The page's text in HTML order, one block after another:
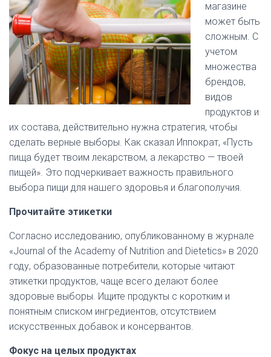
магазине
может быть
сложным. С
учетом
множества
брендов,
видов
продуктов и
их состава, действительно нужна стратегия, чтобы
сделать верные выборы. Как сказал Иппократ, «Пусть
пища будет твоим лекарством, а лекарство — твоей
пищей». Это подчеркивает важность правильного
выбора пищи для нашего здоровья и благополучия.
Прочитайте этикетки
Согласно исследованию, опубликованному в журнале
«Journal of the Academy of Nutrition and Dietetics» в 2020
году, образованные потребители, которые читают
этикетки продуктов, чаще всего делают более
здоровые выборы. Ищите продукты с коротким и
понятным списком ингредиентов, отсутствием
искусственных добавок и консервантов.
Фокус на целых продуктах